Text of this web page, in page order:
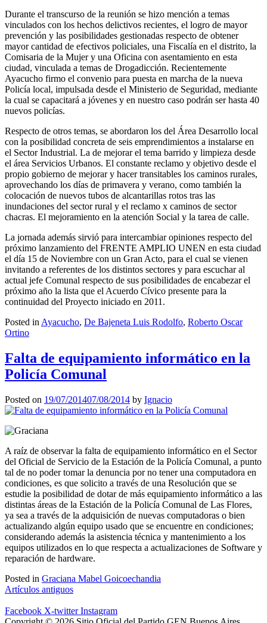
Durante el transcurso de la reunión se hizo mención a temas
vinculados con los hechos delictivos recientes, el logro de mayor
prevención y las posibilidades gestionadas respecto de obtener
mayor cantidad de efectivos policiales, una Fiscalía en el distrito, la
Comisaria de la Mujer y una Oficina con asentamiento en esta
ciudad, vinculada a temas de Drogadicción. Recientemente
Ayacucho firmo el convenio para puesta en marcha de la nueva
Policía local, impulsada desde el Ministerio de Seguridad, mediante
la cual se capacitará a jóvenes y en nuestro caso podrán ser hasta 40
nuevos policías.
Respecto de otros temas, se abordaron los del Área Desarrollo local
con la posibilidad concreta de seis emprendimientos a instalarse en
el Sector Industrial. La de mejorar el tema barrido y limpieza desde
el área Servicios Urbanos. El constante reclamo y objetivo desde el
propio gobierno de mejorar y hacer transitables los caminos rurales,
aprovechando los días de primavera y verano, como también la
colocación de nuevos tubos de alcantarillas rotos tras las
inundaciones del sector rural y el reclamo x caminos de sector
chacras. El mejoramiento en la atención Social y la tarea de calle.
La jornada además sirvió para intercambiar opiniones respecto del
próximo lanzamiento del FRENTE AMPLIO UNEN en esta ciudad
el día 15 de Noviembre con un Gran Acto, para el cual se vienen
invitando a referentes de los distintos sectores y para escuchar al
actual jefe Comunal respecto de sus posibilidades de encabezar el
próximo año la lista que el Acuerdo Cívico presente para la
continuidad del Proyecto iniciado en 2011.
Posted in Ayacucho, De Bajeneta Luis Rodolfo, Roberto Oscar
Ortino
Falta de equipamiento informático en la
Policía Comunal
Posted on 19/07/201407/08/2014 by Ignacio
A raíz de observar la falta de equipamiento informático en el Sector
del Oficial de Servicio de la Estación de la Policía Comunal, a punto
tal de no poder tomar la denuncia por no tener una computadora en
condiciones, es que solicito a través de una Resolución que se
estudie la posibilidad de dotar de más equipamiento informático a las
distintas áreas de la Estación de la Policía Comunal de Las Flores,
ya sea a través de la adquisición de nuevas computadoras o bien
actualizando algún equipo usado que se encuentre en condiciones;
considerando además la asistencia técnica y mantenimiento a los
equipos utilizados en lo que respecta a actualizaciones de Software y
reparación de hardware.
Posted in Graciana Mabel Goicoechandia
Navegación
de
Artículos antiguos
Facebook X-twitter Instagram